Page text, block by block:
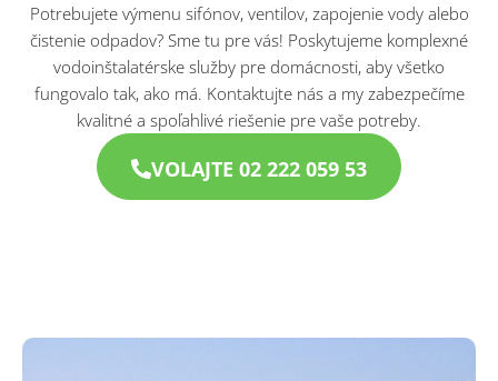
Potrebujete výmenu sifónov, ventilov, zapojenie vody alebo
čistenie odpadov? Sme tu pre vás! Poskytujeme komplexné
vodoinštalatérske služby pre domácnosti, aby všetko
fungovalo tak, ako má. Kontaktujte nás a my zabezpečíme
kvalitné a spoľahlivé riešenie pre vaše potreby.
VOLAJTE 02 222 059 53